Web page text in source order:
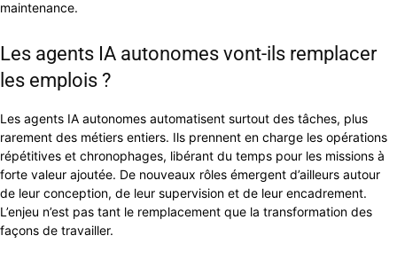
maintenance.
Les agents IA autonomes vont-ils remplacer
les emplois ?
Les agents IA autonomes automatisent surtout des tâches, plus
rarement des métiers entiers. Ils prennent en charge les opérations
répétitives et chronophages, libérant du temps pour les missions à
forte valeur ajoutée. De nouveaux rôles émergent d’ailleurs autour
de leur conception, de leur supervision et de leur encadrement.
L’enjeu n’est pas tant le remplacement que la transformation des
façons de travailler.